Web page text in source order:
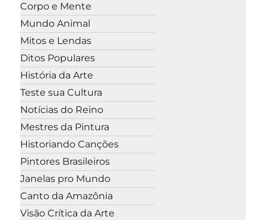
Corpo e Mente
Mundo Animal
Mitos e Lendas
Ditos Populares
História da Arte
Teste sua Cultura
Notícias do Reino
Mestres da Pintura
Historiando Canções
Pintores Brasileiros
Janelas pro Mundo
Canto da Amazônia
Visão Crítica da Arte